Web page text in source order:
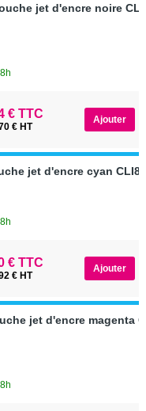
jet d'encre noire
€ TTC
€ HT
jet d'encre cyan
€ TTC
€ HT
jet d'encre magenta